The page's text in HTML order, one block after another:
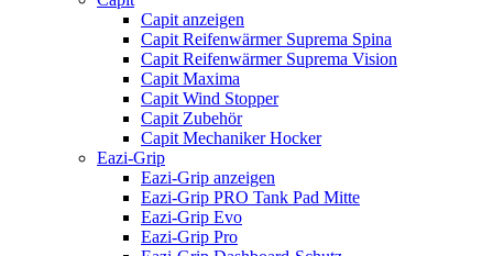
Capit anzeigen
Capit Reifenwärmer Suprema Spina
Capit Reifenwärmer Suprema Vision
Capit Maxima
Capit Wind Stopper
Capit Zubehör
Capit Mechaniker Hocker
Eazi-Grip
Eazi-Grip anzeigen
Eazi-Grip PRO Tank Pad Mitte
Eazi-Grip Evo
Eazi-Grip Pro